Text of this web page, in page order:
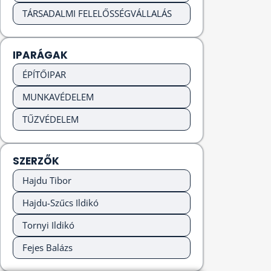
TÁRSADALMI FELELŐSSÉGVÁLLALÁS
IPARÁGAK
ÉPÍTŐIPAR
MUNKAVÉDELEM
TŰZVÉDELEM
SZERZŐK
Hajdu Tibor
Hajdu-Szűcs Ildikó
Tornyi Ildikó
Fejes Balázs